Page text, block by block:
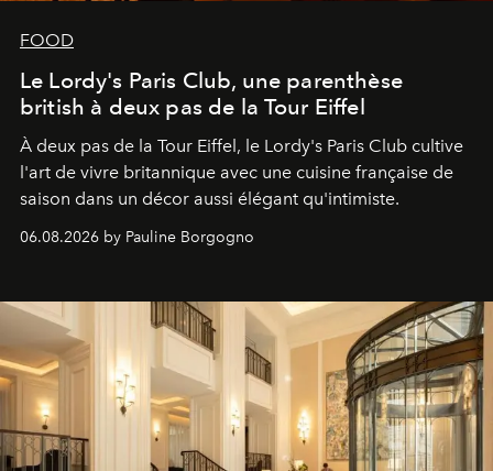
FOOD
Le Lordy's Paris Club, une parenthèse
british à deux pas de la Tour Eiffel
À deux pas de la Tour Eiffel, le Lordy's Paris Club cultive
l'art de vivre britannique avec une cuisine française de
saison dans un décor aussi élégant qu'intimiste.
06.08.2026 by Pauline Borgogno